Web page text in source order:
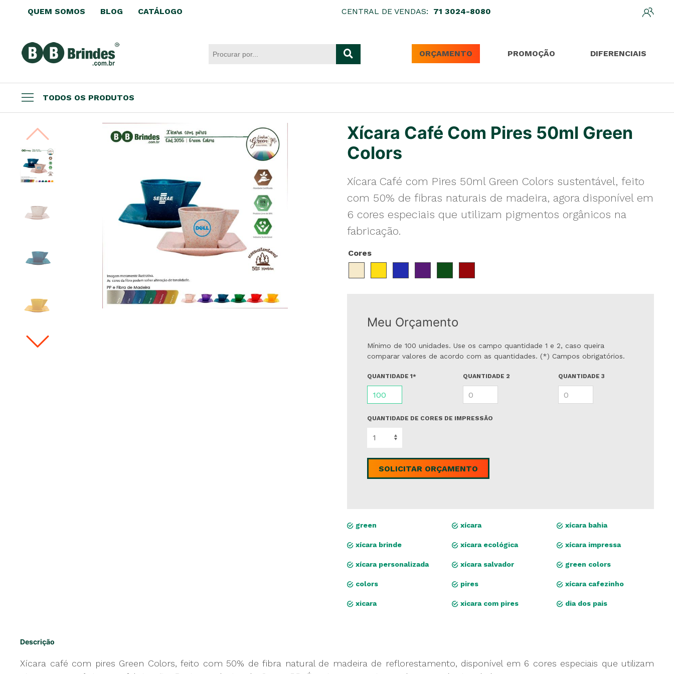
QUEM SOMOS BLOG CATÁLOGO CENTRAL DE VENDAS: 71 3024-8080
ORÇAMENTO PROMOÇÃO DIFERENCIAIS
TODOS OS PRODUTOS
Datas comemorativas
Brindes por até R$3,99
Brindes Ecológicos
Copos e Taças
Canecas e Xícaras
Escritório
Infantil
To go e Viagem
In Mold Label
Projetos Especiais
Xícara Café Com Pires 50ml Green
Colors
Xícara Café com Pires 50ml Green Colors sustentável, feito
com 50% de fibras naturais de madeira, agora disponível em
6 cores especiais que utilizam pigmentos orgânicos na
fabricação.
Cores
Meu Orçamento
Mínimo de 100 unidades. Use os campo quantidade 1 e 2, caso queira
comparar valores de acordo com as quantidades. (*) Campos obrigatórios.
QUANTIDADE 1* QUANTIDADE 2 QUANTIDADE 3
QUANTIDADE DE CORES DE IMPRESSÃO
SOLICITAR ORÇAMENTO
green xícara xícara bahia
xícara brinde xícara ecológica xícara impressa
xícara personalizada xícara salvador green colors
colors pires xícara cafezinho
xicara xicara com pires dia dos pais
Descrição
Xícara café com pires Green Colors, feito com 50% de fibra natural de madeira de reflorestamento, disponível em 6 cores especiais que utilizam